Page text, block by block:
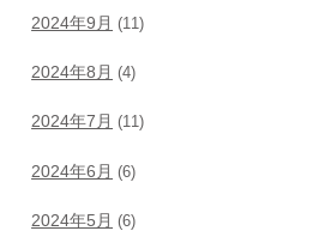
2024年9月 (11)
2024年8月 (4)
2024年7月 (11)
2024年6月 (6)
2024年5月 (6)